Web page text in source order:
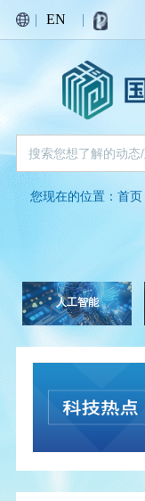
| EN |
您现在的位置：首页
人工智能